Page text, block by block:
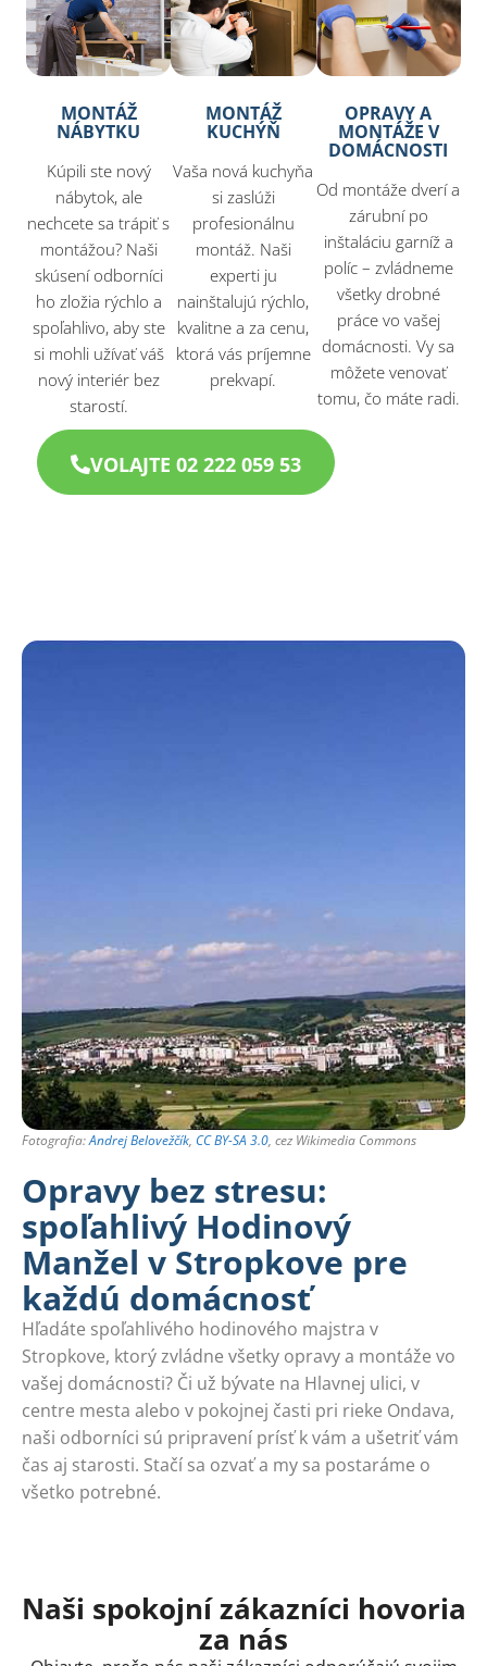
MONTÁŽ
NÁBYTKU
Kúpili ste nový
nábytok, ale
nechcete sa trápiť s
montážou? Naši
skúsení odborníci
ho zložia rýchlo a
spoľahlivo, aby ste
si mohli užívať váš
nový interiér bez
starostí.
MONTÁŽ
KUCHÝŇ
Vaša nová kuchyňa
si zaslúži
profesionálnu
montáž. Naši
experti ju
nainštalujú rýchlo,
kvalitne a za cenu,
ktorá vás príjemne
prekvapí.
OPRAVY A
MONTÁŽE V
DOMÁCNOSTI
Od montáže dverí a
zárubní po
inštaláciu garníž a
políc – zvládneme
všetky drobné
práce vo vašej
domácnosti. Vy sa
môžete venovať
tomu, čo máte radi.
VOLAJTE 02 222 059 53
Fotografia:Andrej Belovežčík, CC BY-SA 3.0, cez Wikimedia Commons
Opravy bez stresu:
spoľahlivý Hodinový
Manžel v Stropkove pre
každú domácnosť
Hľadáte spoľahlivého hodinového majstra v
Stropkove, ktorý zvládne všetky opravy a montáže vo
vašej domácnosti? Či už bývate na Hlavnej ulici, v
centre mesta alebo v pokojnej časti pri rieke Ondava,
naši odborníci sú pripravení prísť k vám a ušetriť vám
čas aj starosti. Stačí sa ozvať a my sa postaráme o
všetko potrebné.
Naši spokojní zákazníci hovoria
za nás